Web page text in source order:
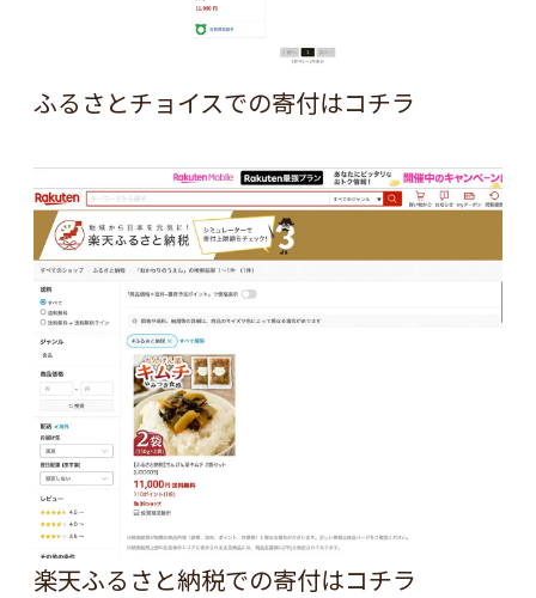
ふるさとチョイスでの寄付はコチラ
楽天ふるさと納税での寄付はコチラ